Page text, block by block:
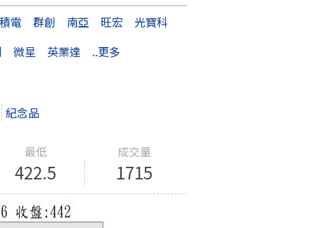
電 群創 南亞 旺宏
光寶科
微星 英業達 ..更多
紀念品
最低 成交量
422.5 1715